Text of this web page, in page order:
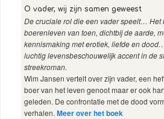
O vader, wij zijn samen geweest
De cruciale rol die een vader speelt… Het
boerenleven van toen, dichtbij de aarde,
kennismaking met erotiek, liefde en
luchtig levensbeschouwelijk accent in de
streekroman.
Wim Jansen vertelt over zijn vader, een
boer van het leven genoot maar er ook
geleden. De confrontatie met de dood
verhalen. Meer over het boek